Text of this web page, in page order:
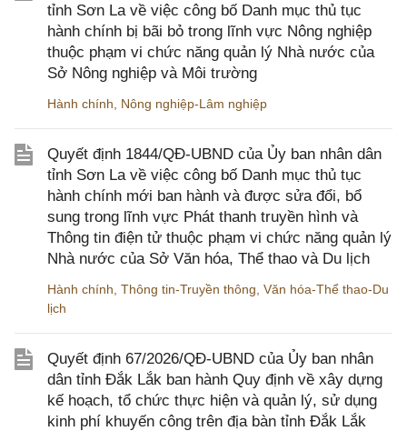
tỉnh Sơn La về việc công bố Danh mục thủ tục
hành chính bị bãi bỏ trong lĩnh vực Nông nghiệp
thuộc phạm vi chức năng quản lý Nhà nước của
Sở Nông nghiệp và Môi trường
Hành chính Nông nghiệp-Lâm nghiệp
Quyết định 1844/QĐ-UBND của Ủy ban nhân dân
tỉnh Sơn La về việc công bố Danh mục thủ tục
hành chính mới ban hành và được sửa đổi, bổ
sung trong lĩnh vực Phát thanh truyền hình và
Thông tin điện tử thuộc phạm vi chức năng quản lý
Nhà nước của Sở Văn hóa, Thể thao và Du lịch
Hành chính Thông tin-Truyền thông Văn hóa-Thể thao-Du
lịch
Quyết định 67/2026/QĐ-UBND của Ủy ban nhân
dân tỉnh Đắk Lắk ban hành Quy định về xây dựng
kế hoạch, tổ chức thực hiện và quản lý, sử dụng
kinh phí khuyến công trên địa bàn tỉnh Đắk Lắk